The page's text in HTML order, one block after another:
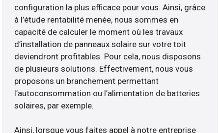
configuration la plus efficace pour vous. Ainsi, grâce
à l’étude rentabilité menée, nous sommes en
capacité de calculer le moment où les travaux
d’installation de panneaux solaire sur votre toit
deviendront profitables. Pour cela, nous disposons
de plusieurs solutions. Effectivement, nous vous
proposons un branchement permettant
l’autoconsommation ou l’alimentation de batteries
solaires, par exemple.
Ainsi, lorsque vous faites appel à notre entreprise